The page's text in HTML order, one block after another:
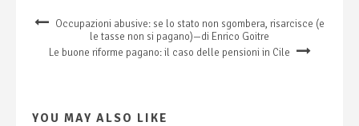
Occupazioni abusive: se lo stato non sgombera, risarcisce (e
le tasse non si pagano)—di Enrico Goitre
Le buone riforme pagano: il caso delle pensioni in Cile
YOU MAY ALSO LIKE